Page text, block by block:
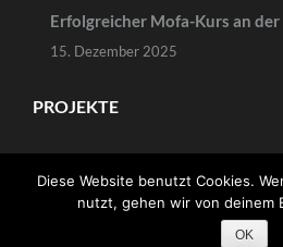
Erfolgreicher Mofa-Kurs an der
15. Dezember 2025
PROJEKTE
Diese Website benutzt Cookies.
nutzt, gehen wir von deinem
OK